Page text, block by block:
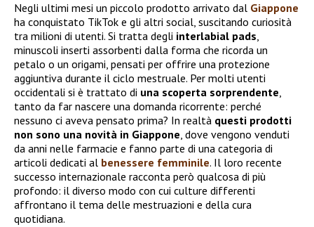
Negli ultimi mesi un piccolo prodotto arrivato dal Giappone
ha conquistato TikTok e gli altri social, suscitando curiosità
tra milioni di utenti. Si tratta degli interlabial pads,
minuscoli inserti assorbenti dalla forma che ricorda un
petalo o un origami, pensati per offrire una protezione
aggiuntiva durante il ciclo mestruale. Per molti utenti
occidentali si è trattato di una scoperta sorprendente,
tanto da far nascere una domanda ricorrente: perché
nessuno ci aveva pensato prima? In realtà questi prodotti
non sono una novità in Giappone, dove vengono venduti
da anni nelle farmacie e fanno parte di una categoria di
articoli dedicati al benessere femminile. Il loro recente
successo internazionale racconta però qualcosa di più
profondo: il diverso modo con cui culture differenti
affrontano il tema delle mestruazioni e della cura
quotidiana.